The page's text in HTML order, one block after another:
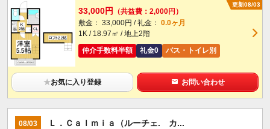
更新08/03
33,000円
（共益費：2,000円）
敷金： 33,000円 / 礼金： 0.0ヶ月
1K / 18.97㎡ / 地上2階
仲介手数料半額
礼金0 バス・トイレ別
★お気に入り登録 お問い合わせ
08/03 Ｌ．Ｃａｌｍｉａ（ルーチェ. カ...